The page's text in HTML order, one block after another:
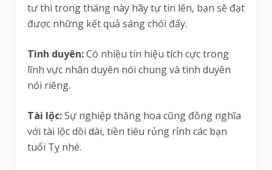
tư thì trong tháng này hãy tự tin lên, bạn sẽ đạt
được những kết quả sáng chói đấy.
Tình duyên:Có nhiều tín hiệu tích cực trong
lĩnh vực nhân duyên nói chung và tình duyên
nói riêng.
Tài lộc:Sự nghiệp thăng hoa cũng đồng nghĩa
với tài lộc dồi dài, tiền tiêu rủng rỉnh các bạn
tuổi Tỵ nhé.